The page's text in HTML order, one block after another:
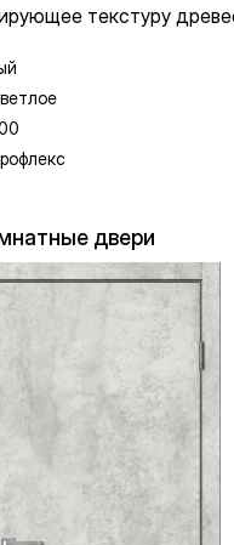
текстуру
двери